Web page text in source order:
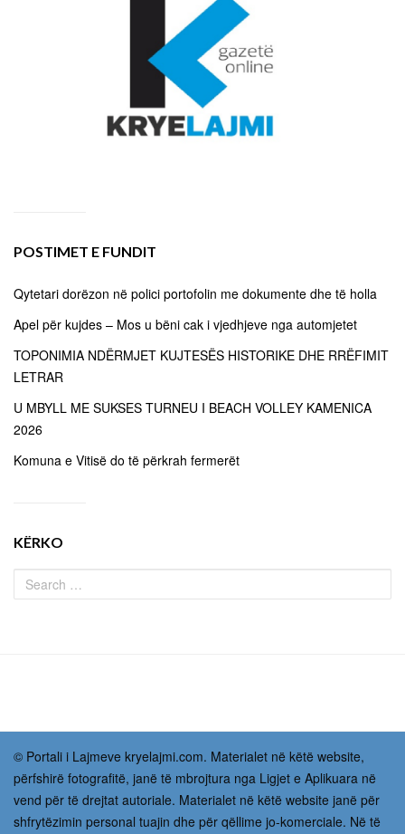
POSTIMET E FUNDIT
Qytetari dorëzon në polici portofolin me dokumente dhe të holla
Apel për kujdes – Mos u bëni cak i vjedhjeve nga automjetet
TOPONIMIA NDËRMJET KUJTESËS HISTORIKE DHE RRËFIMIT
LETRAR
U MBYLL ME SUKSES TURNEU I BEACH VOLLEY KAMENICA
2026
Komuna e Vitisë do të përkrah fermerët
KËRKO
© Portali i Lajmeve kryelajmi.com. Materialet në këtë website,
përfshirë fotografitë, janë të mbrojtura nga Ligjet e Aplikuara në
vend për të drejtat autoriale. Materialet në këtë website janë për
shfrytëzimin personal tuajin dhe për qëllime jo-komerciale. Në të